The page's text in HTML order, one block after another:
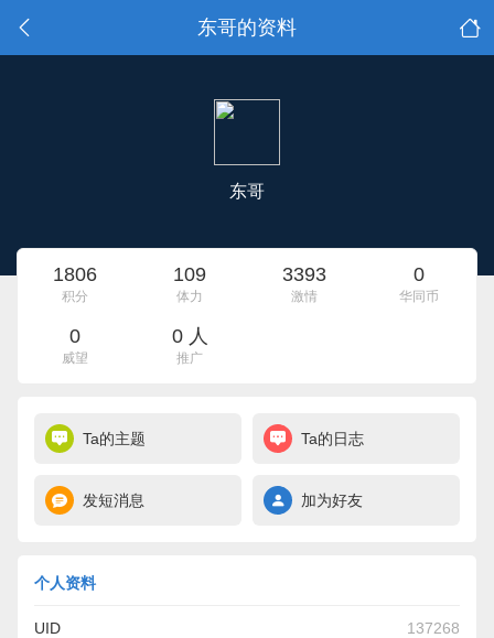
东哥的资料
东哥
1806
积分
109
体力
3393
激情
0
华同币
0
威望
0 人
推广
Ta的主题 Ta的日志
发短消息 加为好友
个人资料
UID 137268